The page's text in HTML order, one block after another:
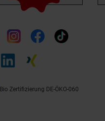
Bio Zertifizierung DE-ÖKO-060